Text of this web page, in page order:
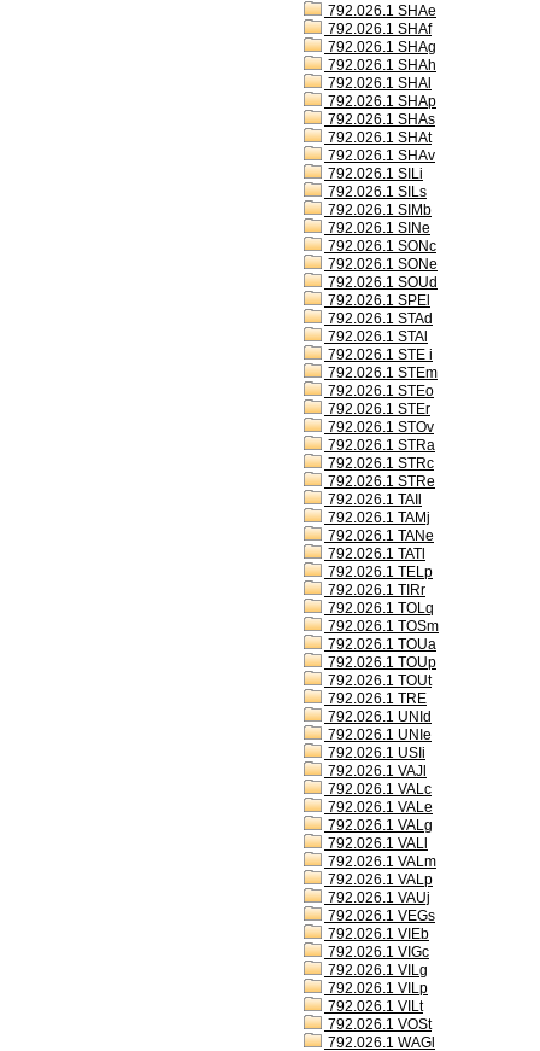
792.026.1 SHAe
792.026.1 SHAf
792.026.1 SHAg
792.026.1 SHAh
792.026.1 SHAl
792.026.1 SHAp
792.026.1 SHAs
792.026.1 SHAt
792.026.1 SHAv
792.026.1 SILi
792.026.1 SILs
792.026.1 SIMb
792.026.1 SINe
792.026.1 SONc
792.026.1 SONe
792.026.1 SOUd
792.026.1 SPEl
792.026.1 STAd
792.026.1 STAl
792.026.1 STE i
792.026.1 STEm
792.026.1 STEo
792.026.1 STEr
792.026.1 STOv
792.026.1 STRa
792.026.1 STRc
792.026.1 STRe
792.026.1 TAIl
792.026.1 TAMj
792.026.1 TANe
792.026.1 TATl
792.026.1 TELp
792.026.1 TIRr
792.026.1 TOLq
792.026.1 TOSm
792.026.1 TOUa
792.026.1 TOUp
792.026.1 TOUt
792.026.1 TRE
792.026.1 UNId
792.026.1 UNIe
792.026.1 USIi
792.026.1 VAJl
792.026.1 VALc
792.026.1 VALe
792.026.1 VALg
792.026.1 VALl
792.026.1 VALm
792.026.1 VALp
792.026.1 VAUj
792.026.1 VEGs
792.026.1 VIEb
792.026.1 VIGc
792.026.1 VILg
792.026.1 VILp
792.026.1 VILt
792.026.1 VOSt
792.026.1 WAGl